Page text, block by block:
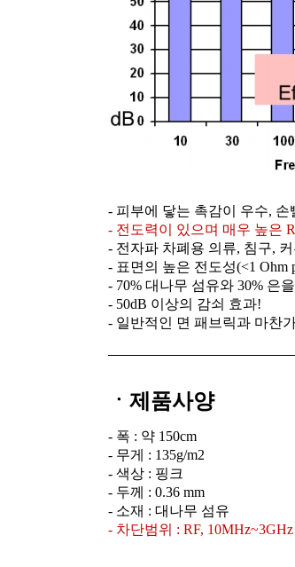
- 피부에 닿는 촉감이 우수, 손
- 전도력이 있으며 매우 높은
- 전자파 차폐용 의류, 침구,
- 표면의 높은 전도성(<1 Ohm
- 70% 대나무 섬유와 30% 은
- 50dB 이상의 감쇠 효과!
- 일반적인 면 패브릭과 마찬
ㆍ제품사양
- 폭 : 약 150cm
- 무게 : 135g/m2
- 색상 : 핑크
- 두께 : 0.36 mm
- 소재 : 대나무 섬유
- 차단범위 : RF, 10MHz~3GHz